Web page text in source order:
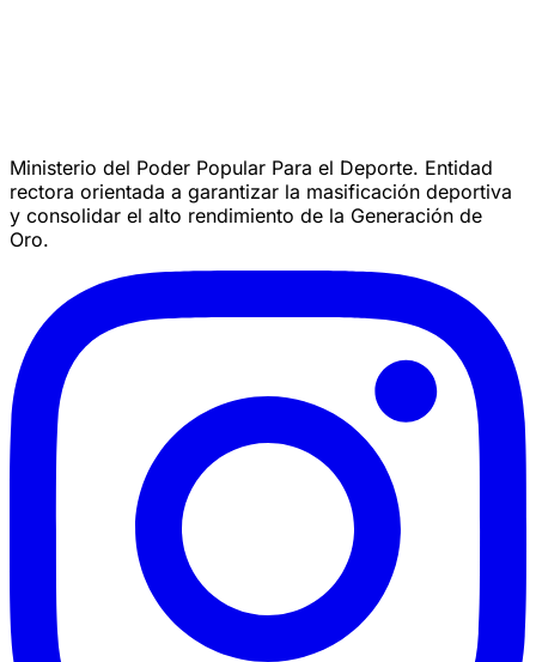
Ministerio del Poder Popular Para el Deporte. Entidad
rectora orientada a garantizar la masificación deportiva
y consolidar el alto rendimiento de la Generación de
Oro.